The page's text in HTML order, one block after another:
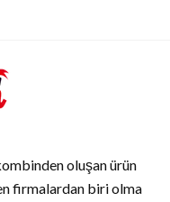
oluşan ürün
firmalardan biri olma